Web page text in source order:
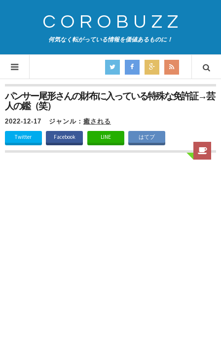
COROBUZZ
何気なく転がっている情報を価値あるものに！
パンサー尾形さんの財布に入っている特殊な免許証→芸
人の鑑（笑）
2022-12-17 ジャンル： 癒される
Twitter Facebook LINE はてブ